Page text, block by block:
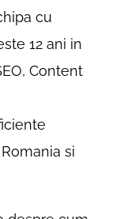
cu
12 ani in
Content
si